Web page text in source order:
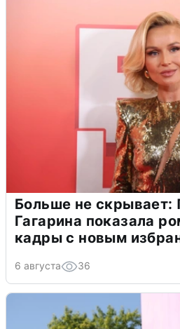
Больше не скрывает:
Гагарина показала
кадры с новым
6 августа 36